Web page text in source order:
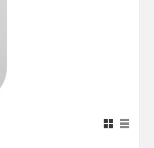
Rutnätsvy
Listvy